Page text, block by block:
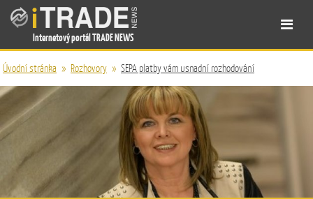
Internetový portál TRADE NEWS
Úvodní stránka » Rozhovory » SEPA platby vám usnadní rozhodování